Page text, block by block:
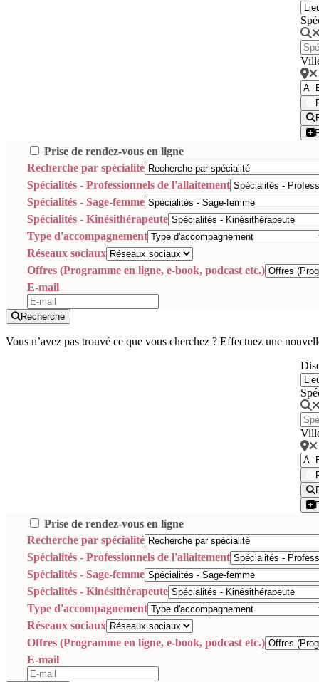
Prise de rendez-vous en ligne
Recherche par spécialité
Spécialités - Professionnels de l'allaitement
Spécialités - Sage-femme
Spécialités - Kinésithérapeute
Type d'accompagnement
Réseaux sociaux
Offres (Programme en ligne, e-book, podcast etc.)
E-mail
Recherche
Vous n’avez pas trouvé ce que vous cherchez ? Effectuez une
Prise de rendez-vous en ligne
Recherche par spécialité
Spécialités - Professionnels de l'allaitement
Spécialités - Sage-femme
Spécialités - Kinésithérapeute
Type d'accompagnement
Réseaux sociaux
Offres (Programme en ligne, e-book, podcast etc.)
E-mail